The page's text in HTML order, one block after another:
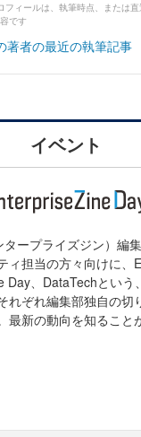
フィールは、執筆時点、または
です
著者の最近の執筆記事
イベント
ープライズジン）編
ィ担当の方々向けに、
Day、DataTechという
れぞれ編集部独自の切
最新の動向を知ること